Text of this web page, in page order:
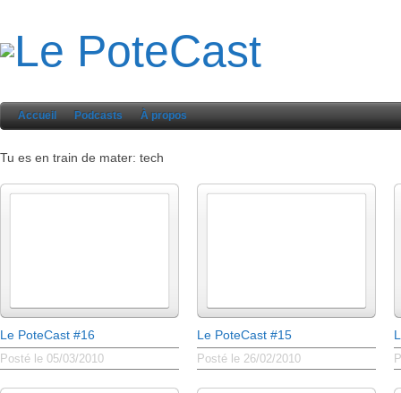
Accueil Podcasts À propos
Tu es en train de mater: tech
Le PoteCast #16
Posté le 05/03/2010
Le PoteCast #15
Posté le 26/02/2010